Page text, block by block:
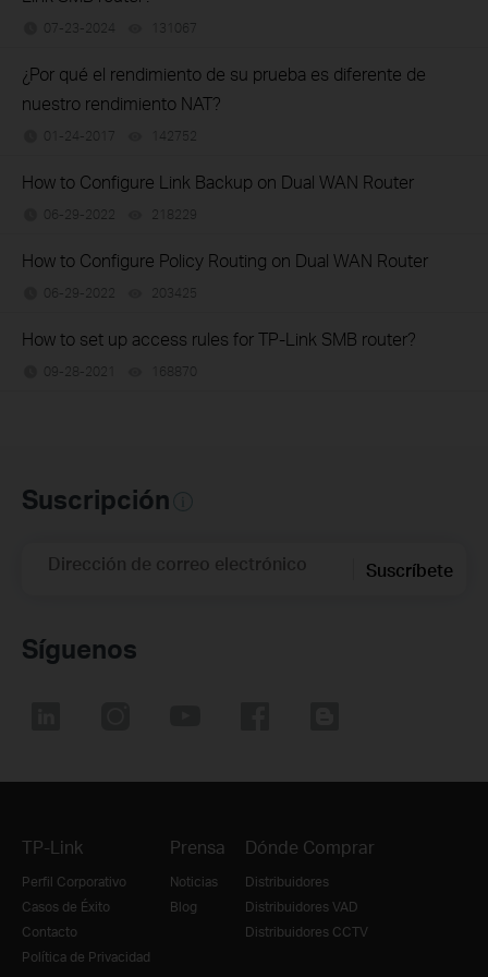
07-23-2024 131067
¿Por qué el rendimiento de su prueba es diferente de
nuestro rendimiento NAT?
01-24-2017 142752
How to Configure Link Backup on Dual WAN Router
06-29-2022 218229
How to Configure Policy Routing on Dual WAN Router
06-29-2022 203425
How to set up access rules for TP-Link SMB router?
09-28-2021 168870
Suscripción
Dirección de correo electrónico Suscríbete
Síguenos
TP-Link
Perfil Corporativo
Casos de Éxito
Contacto
Política de Privacidad
Prensa
Noticias
Blog
Dónde Comprar
Distribuidores
Distribuidores VAD
Distribuidores CCTV